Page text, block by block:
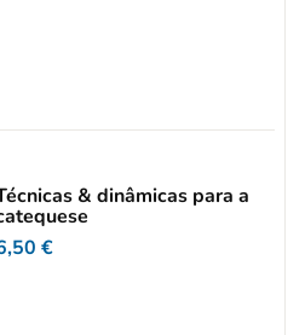
& dinâmicas para a
€